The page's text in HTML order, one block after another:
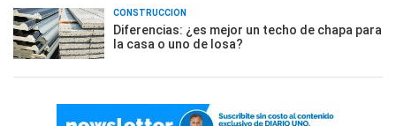
CONSTRUCCIÓN
Diferencias: ¿es mejor un techo de chapa para
la casa o uno de losa?